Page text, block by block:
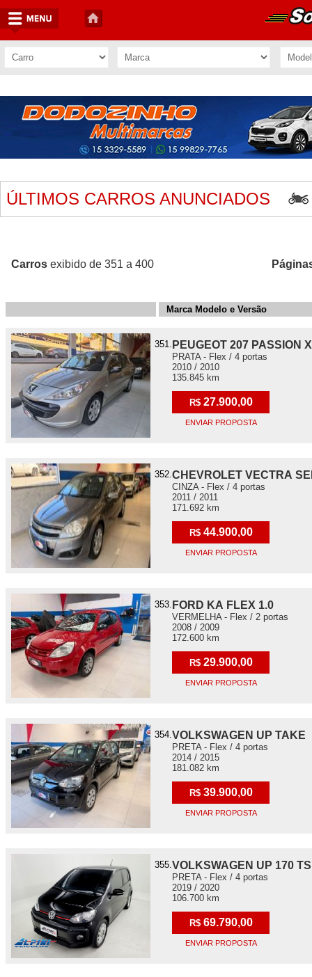
ÚLTIMOS CARROS ANUNCIADOS
Carros exibido de 351 a 400
Marca Modelo e Versão
351. PEUGEOT 207 PASSION
PRATA - Flex / 4 portas
2010 / 2010
135.845 km
R$ 27.900,00
ENVIAR PROPOSTA
352.CHEVROLET VECTRA
CINZA - Flex / 4 portas
2011 / 2011
171.692 km
R$ 44.900,00
ENVIAR PROPOSTA
353. FORD KA FLEX 1.0
VERMELHA - Flex / 2 portas
2008 / 2009
172.600 km
R$ 29.900,00
ENVIAR PROPOSTA
354.VOLKSWAGEN UP TAKE
PRETA - Flex / 4 portas
2014 / 2015
181.082 km
R$ 39.900,00
ENVIAR PROPOSTA
355.VOLKSWAGEN UP 170
PRETA - Flex / 4 portas
2019 / 2020
106.700 km
R$ 69.790,00
ENVIAR PROPOSTA